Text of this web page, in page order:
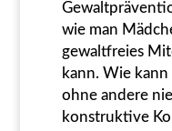
wie man
gewaltfreies
kann. Wie
ohne andere
konstruktive